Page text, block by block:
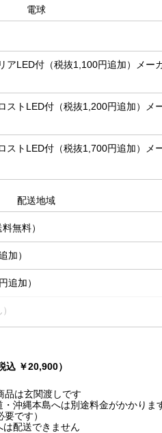
電球
アLED付（税抜1,100円追加）メー
ストLED付（税抜1,200円追加）メ
ストLED付（税抜1,700円追加）メ
配送地域
無料）
加）
追加）
込 ￥20,900）
品は玄関渡しです
沖縄本島へは別途料金がかかりま
要です）
配送できません